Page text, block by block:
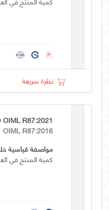
نظرة سريعة
OIML R87:2021
OIML R87:2016
مواصفة قياسية
كمية المنتج في